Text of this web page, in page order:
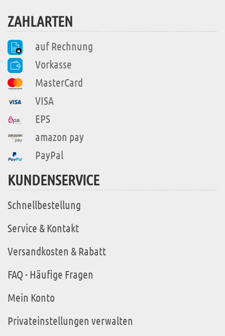
ZAHLARTEN
auf Rechnung
Vorkasse
MasterCard
VISA
EPS
amazon pay
PayPal
KUNDENSERVICE
Schnellbestellung
Service & Kontakt
Versandkosten & Rabatt
FAQ - Häufige Fragen
Mein Konto
Privateinstellungen verwalten